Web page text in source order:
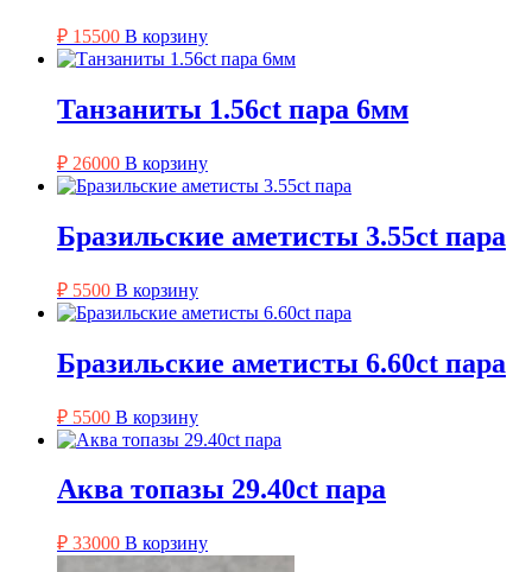
₽ 15500 В корзину
Танзаниты 1.56ct пара 6мм
₽ 26000 В корзину
Бразильские аметисты 3.55ct пара
₽ 5500 В корзину
Бразильские аметисты 6.60ct пара
₽ 5500 В корзину
Аква топазы 29.40ct пара
₽ 33000 В корзину